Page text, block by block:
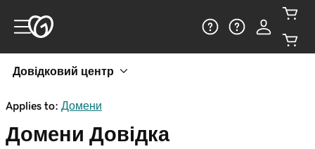
Довідковий центр
Applies to: Домени
Домени Довідка